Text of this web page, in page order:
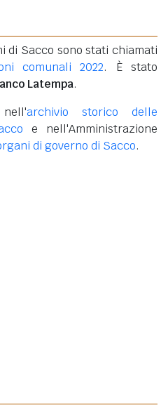
di Sacco sono stati chiamati
comunali 2022. È stato
Latempa.
archivio storico delle
e nell'Amministrazione
di governo di Sacco.